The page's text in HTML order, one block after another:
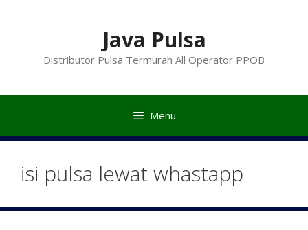
Java Pulsa
Distributor Pulsa Termurah All Operator PPOB
Menu
isi pulsa lewat whastapp